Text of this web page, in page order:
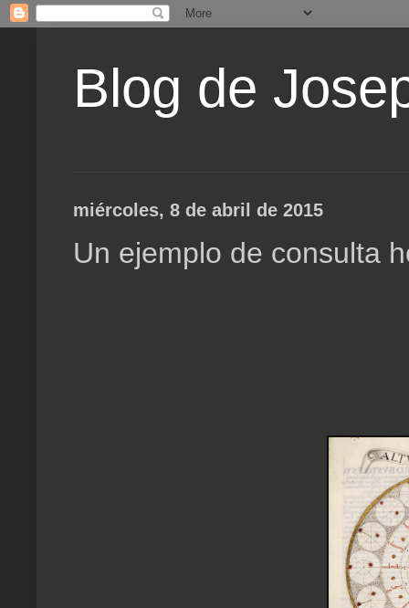
Blog de
miércoles, 8 de abril de 2015
Un ejemplo de consulta